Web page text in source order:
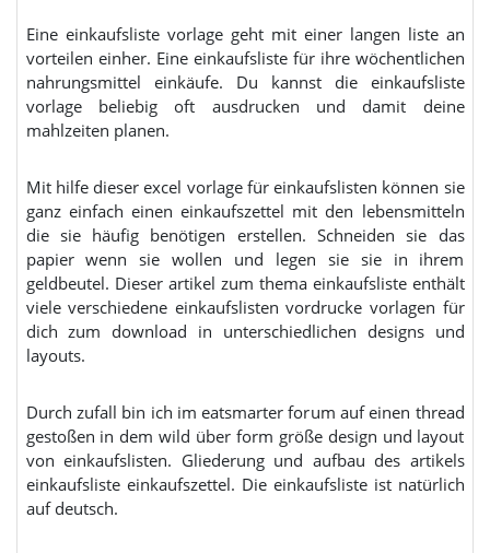
Eine einkaufsliste vorlage geht mit einer langen liste an
vorteilen einher. Eine einkaufsliste für ihre wöchentlichen
nahrungsmittel einkäufe. Du kannst die einkaufsliste
vorlage beliebig oft ausdrucken und damit deine
mahlzeiten planen.
Mit hilfe dieser excel vorlage für einkaufslisten können sie
ganz einfach einen einkaufszettel mit den lebensmitteln
die sie häufig benötigen erstellen. Schneiden sie das
papier wenn sie wollen und legen sie sie in ihrem
geldbeutel. Dieser artikel zum thema einkaufsliste enthält
viele verschiedene einkaufslisten vordrucke vorlagen für
dich zum download in unterschiedlichen designs und
layouts.
Durch zufall bin ich im eatsmarter forum auf einen thread
gestoßen in dem wild über form größe design und layout
von einkaufslisten. Gliederung und aufbau des artikels
einkaufsliste einkaufszettel. Die einkaufsliste ist natürlich
auf deutsch.